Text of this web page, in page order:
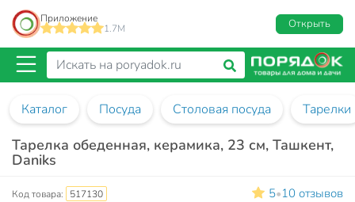
Приложение
1.7M
Открыть
Каталог Посуда Столовая посуда Тарелки
Тарелка обеденная, керамика, 23 см, Ташкент,
Daniks
Код товара: 517130 5•10 отзывов